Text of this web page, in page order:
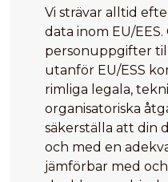
Vi strävar alltid
data inom EU/
personuppgifter
utanför EU/ESS
rimliga legala,
organisatoriska
säkerställa att din
och med en
jämförbar med